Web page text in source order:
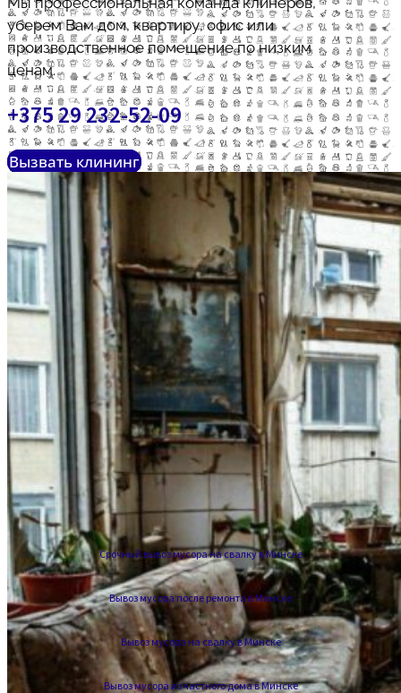
уберем Вам дом, квартиру, офис или
производственное помещение по низким
ценам.
+375 29 232-52-09
Вызвать клининг
Срочный вывоз мусора на свалку в Минске
Вывоз мусора после ремонта в Минске
Вывоз мусора на свалку в Минске
Вывоз мусора из частного дома в Минске